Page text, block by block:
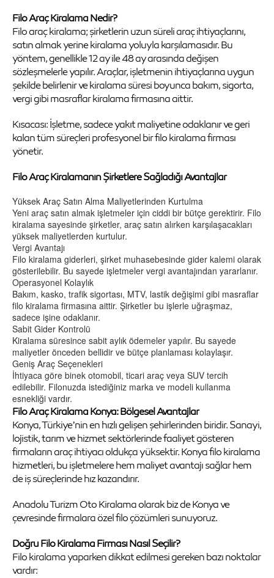
Filo Araç Kiralama Nedir?
Filo araç kiralama; şirketlerin uzun süreli araç ihtiyaçlarını,
satın almak yerine kiralama yoluyla karşılamasıdır. Bu
yöntem, genellikle 12 ay ile 48 ay arasında değişen
sözleşmelerle yapılır. Araçlar, işletmenin ihtiyaçlarına uygun
şekilde belirlenir ve kiralama süresi boyunca bakım, sigorta,
vergi gibi masraflar kiralama firmasına aittir.
Kısacası: İşletme, sadece yakıt maliyetine odaklanır ve geri
kalan tüm süreçleri profesyonel bir filo kiralama firması
yönetir.
Filo Araç Kiralamanın Şirketlere Sağladığı Avantajlar
Yüksek Araç Satın Alma Maliyetlerinden Kurtulma
Yeni araç satın almak işletmeler için ciddi bir bütçe gerektirir. Filo
kiralama sayesinde şirketler, araç satın alırken karşılaşacakları
yüksek maliyetlerden kurtulur.
Vergi Avantajı
Filo kiralama giderleri, şirket muhasebesinde gider kalemi olarak
gösterilebilir. Bu sayede işletmeler vergi avantajından yararlanır.
Operasyonel Kolaylık
Bakım, kasko, trafik sigortası, MTV, lastik değişimi gibi masraflar
filo kiralama firmasına aittir. Şirketler bu işlerle uğraşmaz,
sadece işine odaklanır.
Sabit Gider Kontrolü
Kiralama süresince sabit aylık ödemeler yapılır. Bu sayede
maliyetler önceden bellidir ve bütçe planlaması kolaylaşır.
Geniş Araç Seçenekleri
İhtiyaca göre binek otomobil, ticari araç veya SUV tercih
edilebilir. Filonuzda istediğiniz marka ve modeli kullanma
esnekliği vardır.
Filo Araç Kiralama Konya: Bölgesel Avantajlar
Konya, Türkiye’nin en hızlı gelişen şehirlerinden biridir. Sanayi,
lojistik, tarım ve hizmet sektörlerinde faaliyet gösteren
firmaların araç ihtiyacı oldukça yüksektir. Konya filo kiralama
hizmetleri, bu işletmelere hem maliyet avantajı sağlar hem
de iş süreçlerinde hız kazandırır.
Anadolu Turizm Oto Kiralama olarak biz de Konya ve
çevresinde firmalara özel filo çözümleri sunuyoruz.
Doğru Filo Kiralama Firması Nasıl Seçilir?
Filo kiralama yaparken dikkat edilmesi gereken bazı noktalar
vardır: